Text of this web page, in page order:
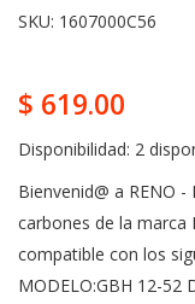
SKU: 1607000C56
$ 619.00
Disponibilidad: 2
Bienvenid@ a RENO -
carbones de la marca
compatible con los
MODELO:GBH 12-52